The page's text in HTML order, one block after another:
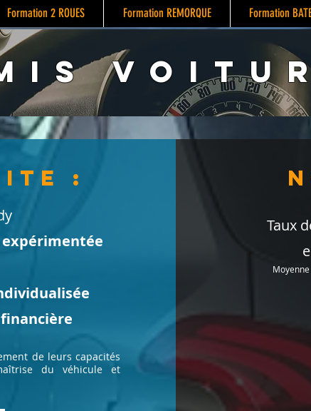
Formation 2 ROUES Formation REMORQUE Formation
:
de leurs capacités
du véhicule et
Taux